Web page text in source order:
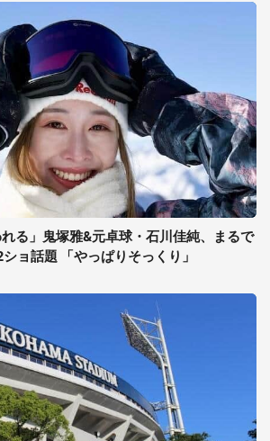
れる」鬼塚雅&元卓球・石川佳純、まるで
ョ話題 「やっぱりそっくり」